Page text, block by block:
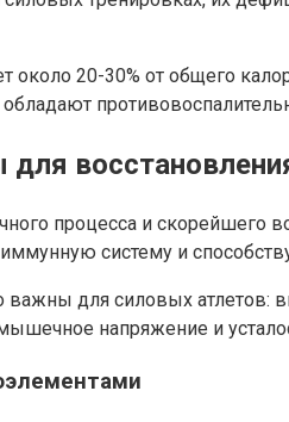
около 20-30% от общего
процесса и скорейшего
систему и
для силовых атлетов:
напряжение и